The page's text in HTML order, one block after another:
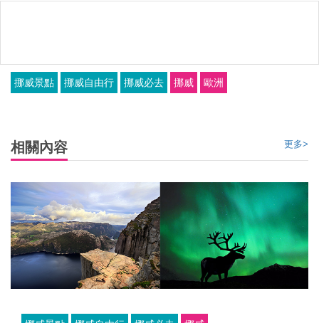
挪威景點 挪威自由行 挪威必去 挪威 歐洲
相關內容 更多>